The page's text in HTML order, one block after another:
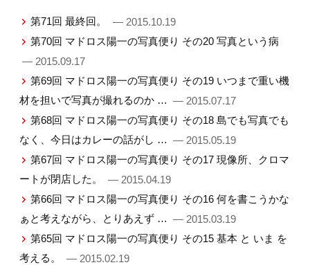
第71回 最終回。
— 2015.10.19
第70回 マドロス陽一の写真便り その20 写真という病
— 2015.09.17
第69回 マドロス陽一の写真便り その19 いつまで重い機
材を担いで写真が撮れるのか … — 2015.07.17
第68回 マドロス陽一の写真便り その18 島でも写真でも
なく、今日はカレーの話がし … — 2015.05.19
第67回 マドロス陽一の写真便り その17 現像所、クロマ
ートが閉店した。
— 2015.04.19
第66回 マドロス陽一の写真便り その16 何を書こうかな
ぁと考えながら、とりあえず … — 2015.03.19
第65回 マドロス陽一の写真便り その15 基本 と いま を
考える。
— 2015.02.19